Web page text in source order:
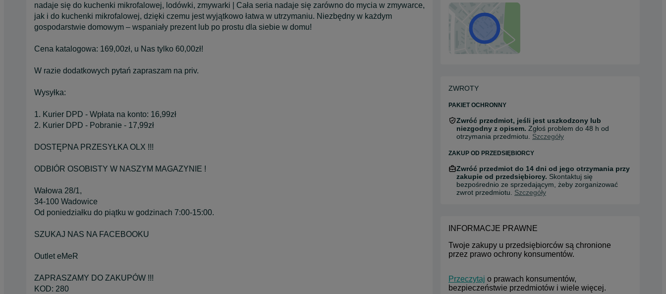
nadaje się do kuchenki mikrofalowej, lodówki, zmywarki | Cała seria nadaje się zarówno do mycia w zmywarce,
jak i do kuchenki mikrofalowej, dzięki czemu jest wyjątkowo łatwa w utrzymaniu. Niezbędny w każdym
gospodarstwie domowym – wspaniały prezent lub po prostu dla siebie w domu!
Cena katalogowa: 169,00zł, u Nas tylko 60,00zł!
W razie dodatkowych pytań zapraszam na priv.
Wysyłka:
1. Kurier DPD - Wpłata na konto: 16,99zł
2. Kurier DPD - Pobranie - 17,99zł
DOSTĘPNA PRZESYŁKA OLX !!!
ODBIÓR OSOBISTY W NASZYM MAGAZYNIE !
Wałowa 28/1,
34-100 Wadowice
Od poniedziałku do piątku w godzinach 7:00-15:00.
SZUKAJ NAS NA FACEBOOKU
Outlet eMeR
ZAPRASZAMY DO ZAKUPÓW !!!
KOD: 280
ZWROTY
PAKIET OCHRONNY
Zwróć przedmiot, jeśli jest uszkodzony lub
niezgodny z opisem. Zgłoś problem do 48 h od
otrzymania przedmiotu. Szczegóły
ZAKUP OD PRZEDSIĘBIORCY
Zwróć przedmiot do 14 dni od jego otrzymania przy
zakupie od przedsiębiorcy. Skontaktuj się
bezpośrednio ze sprzedającym, żeby zorganizować
zwrot przedmiotu. Szczegóły
INFORMACJE PRAWNE
Twoje zakupy u przedsiębiorców są chronione
przez prawo ochrony konsumentów.
Przeczytaj o prawach konsumentów,
bezpieczeństwie przedmiotów i wiele więcej.